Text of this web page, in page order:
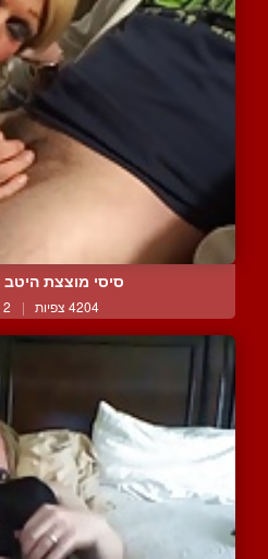
סיסי מוצצת היטב
4204 צפיות | 2 המלצות